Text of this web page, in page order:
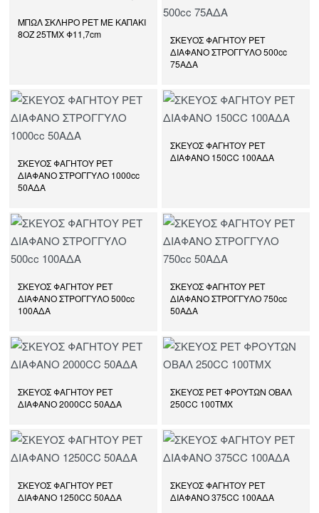
ΜΠΩΛ ΣΚΛΗΡΟ PET ΜΕ ΚΑΠΑΚΙ
8ΟΖ 25ΤΜΧ Φ11,7cm
ΣΚΕΥΟΣ ΦΑΓΗΤΟΥ PET
ΔΙΑΦΑΝΟ ΣΤΡΟΓΓΥΛΟ 500cc
75ΑΔΑ
ΣΚΕΥΟΣ ΦΑΓΗΤΟΥ PET
ΔΙΑΦΑΝΟ ΣΤΡΟΓΓΥΛΟ 1000cc
50ΑΔΑ
ΣΚΕΥΟΣ ΦΑΓΗΤΟΥ PET
ΔΙΑΦΑΝΟ 150CC 100ΑΔΑ
ΣΚΕΥΟΣ ΦΑΓΗΤΟΥ PET
ΔΙΑΦΑΝΟ ΣΤΡΟΓΓΥΛΟ 500cc
100ΑΔΑ
ΣΚΕΥΟΣ ΦΑΓΗΤΟΥ PET
ΔΙΑΦΑΝΟ ΣΤΡΟΓΓΥΛΟ 750cc
50ΑΔΑ
ΣΚΕΥΟΣ ΦΑΓΗΤΟΥ PET
ΔΙΑΦΑΝΟ 2000CC 50ΑΔΑ
ΣΚΕΥΟΣ PET ΦΡΟΥΤΩΝ ΟΒΑΛ
250CC 100ΤΜΧ
ΣΚΕΥΟΣ ΦΑΓΗΤΟΥ PET
ΔΙΑΦΑΝΟ 1250CC 50ΑΔΑ
ΣΚΕΥΟΣ ΦΑΓΗΤΟΥ PET
ΔΙΑΦΑΝΟ 375CC 100ΑΔΑ